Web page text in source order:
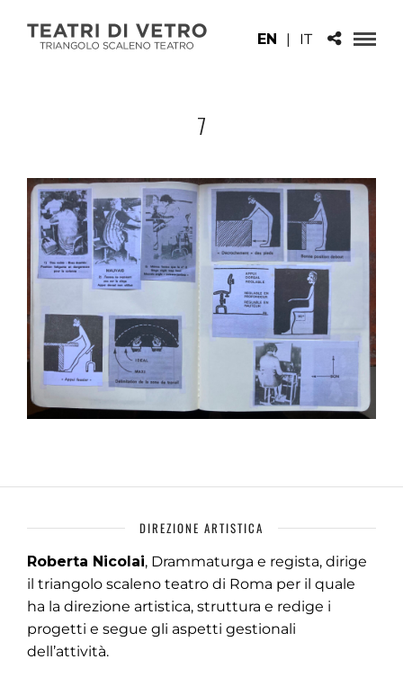
EN | IT
7
DIREZIONE ARTISTICA
Roberta Nicolai, Drammaturga e regista, dirige
il triangolo scaleno teatro di Roma per il quale
ha la direzione artistica, struttura e redige i
progetti e segue gli aspetti gestionali
dell’attività.